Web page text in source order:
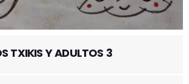
TXIKIS Y ADULTOS 3